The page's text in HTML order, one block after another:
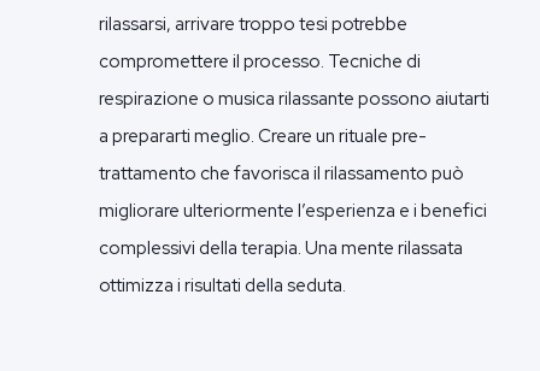
rilassarsi, arrivare troppo tesi potrebbe
compromettere il processo. Tecniche di
respirazione o musica rilassante possono aiutarti
a prepararti meglio. Creare un rituale pre-
trattamento che favorisca il rilassamento può
migliorare ulteriormente l’esperienza e i benefici
complessivi della terapia. Una mente rilassata
ottimizza i risultati della seduta.